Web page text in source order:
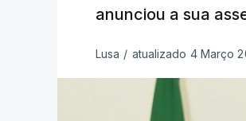
anunciou a sua
Lusa / atualizado 4 Março